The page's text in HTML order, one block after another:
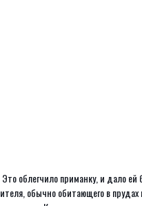
облегчило приманку, и дало
обычно обитающего в